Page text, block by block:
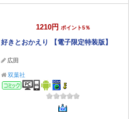
1210円 ポイント5％
好きとおかえり 【電子限定特装版】
広田
双葉社
コミック